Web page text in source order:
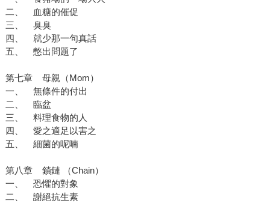
二、 血糖的催促
三、 臭臭
四、 就少那一句真話
五、 憋出問題了
第七章 母親（Mom）
一、 無條件的付出
二、 臨盆
三、 料理食物的人
四、 愛之適足以害之
五、 細菌的呢喃
第八章 鎖鏈 （Chain）
一、 恐懼的對象
二、 謝絕抗生素